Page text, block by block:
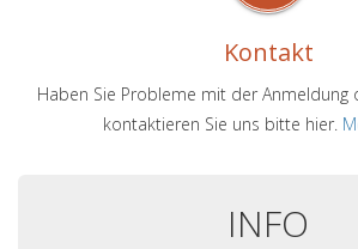
Kontakt
Haben Sie Probleme mit der Anmeldung
kontaktieren Sie uns bitte hier.
INFO